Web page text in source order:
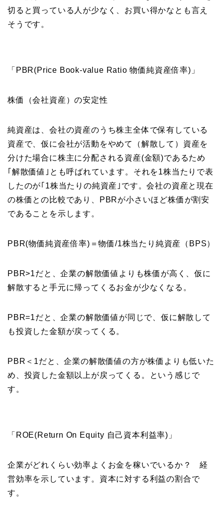
切ると買っている人が少なく、お買い得かなとも言え
そうです。
「PBR(Price Book-value Ratio 物価純資産倍率)」
株価（会社資産）の安定性
純資産は、会社の資産のうち株主全体で保有している
資産で、仮に会社が活動をやめて（解散して）資産を
分けた場合に株主に分配される資産(金額)であるため
｢解散価値｣とも呼ばれています。それを1株当たりで表
したのが｢1株当たりの純資産｣です。会社の資産と現在
の株価との比較であり、PBRが小さいほど株価が割安
であることを示します。
PBR(物価純資産倍率)＝物価/1株当たり純資産（BPS）
PBR>1だと、企業の解散価値よりも株価が高く、仮に
解散すると手元に帰ってくるお金が少なくなる。
PBR=1だと、企業の解散価値が同じで、仮に解散して
も投資した金額が戻ってくる。
PBR＜1だと、企業の解散価値の方が株価よりも低いた
め、投資した金額以上が戻ってくる。という感じで
す。
「ROE(Return On Equity 自己資本利益率)」
企業がどれくらい効率よくお金を稼いでいるか？ 経
営効率を示しています。資本に対する利益の割合で
す。